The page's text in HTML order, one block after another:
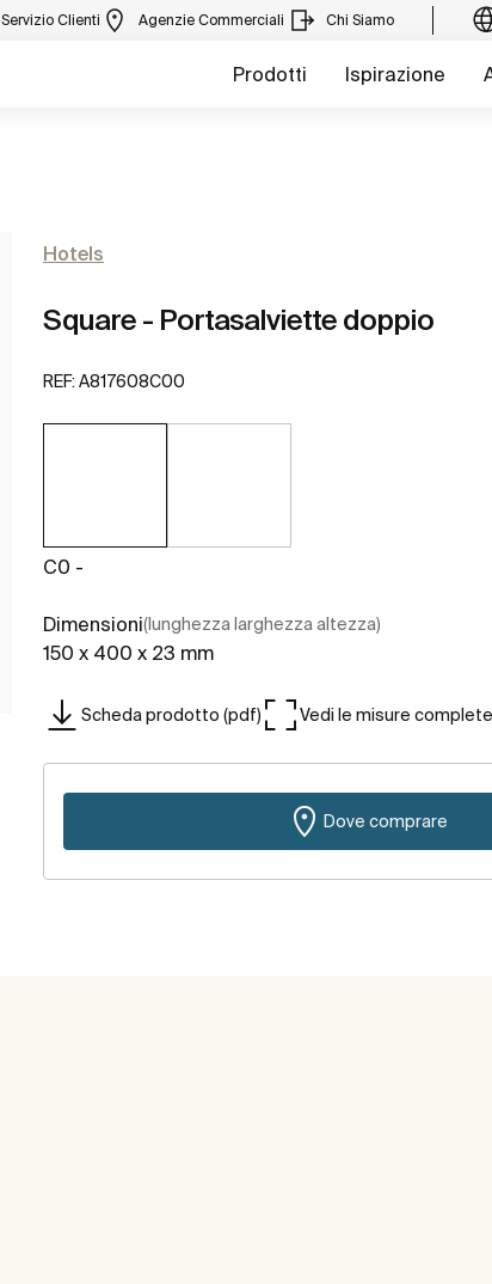
Servizio Clienti Agenzie Commerciali Chi Siamo
Prodotti Ispirazione
Hotels
Square - Portasalviette doppio
REF: A817608C00
C0 -
Dimensioni(lunghezza larghezza altezza)
150 x 400 x 23 mm
Scheda prodotto (pdf) Vedi le misure complete
Dove comprare